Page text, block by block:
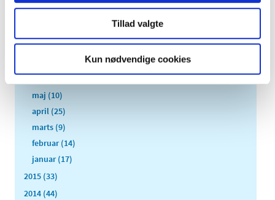
Tillad valgte
Kun nødvendige cookies
august (15)
maj (10)
april (25)
marts (9)
februar (14)
januar (17)
2015 (33)
2014 (44)